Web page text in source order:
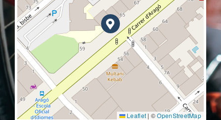
Leaflet | ©OpenStreetMap